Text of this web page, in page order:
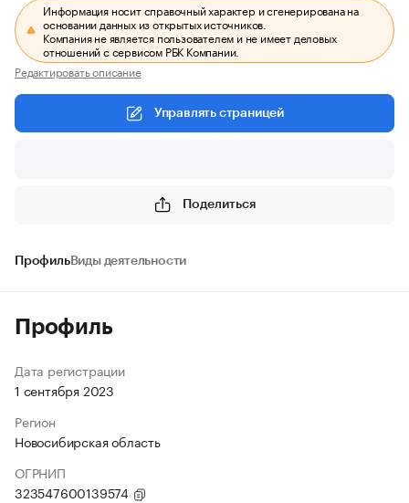
Информация носит справочный характер и сгенерирована на
основании данных из открытых источников.
Компания не является пользователем и не имеет деловых
отношений с сервисом РБК Компании.
Редактировать описание
Управлять страницей
Поделиться
ПрофильВиды деятельности
Профиль
Дата регистрации
1 сентября 2023
Регион
Новосибирская область
ОГРНИП
323547600139574